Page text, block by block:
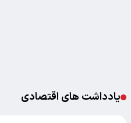
یادداشت های اقتصادی